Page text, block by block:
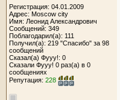
Регистрация: 04.01.2009
Адрес: Moscow city
Имя: Леонид Александрович
Сообщений: 349
Поблагодарил(а): 111
Получил(а): 219 "Спасибо" за 98
сообщений
Сказал(а) Фууу!: 0
Сказали Фууу! 0 раз(а) в 0
сообщениях
Репутация: 228